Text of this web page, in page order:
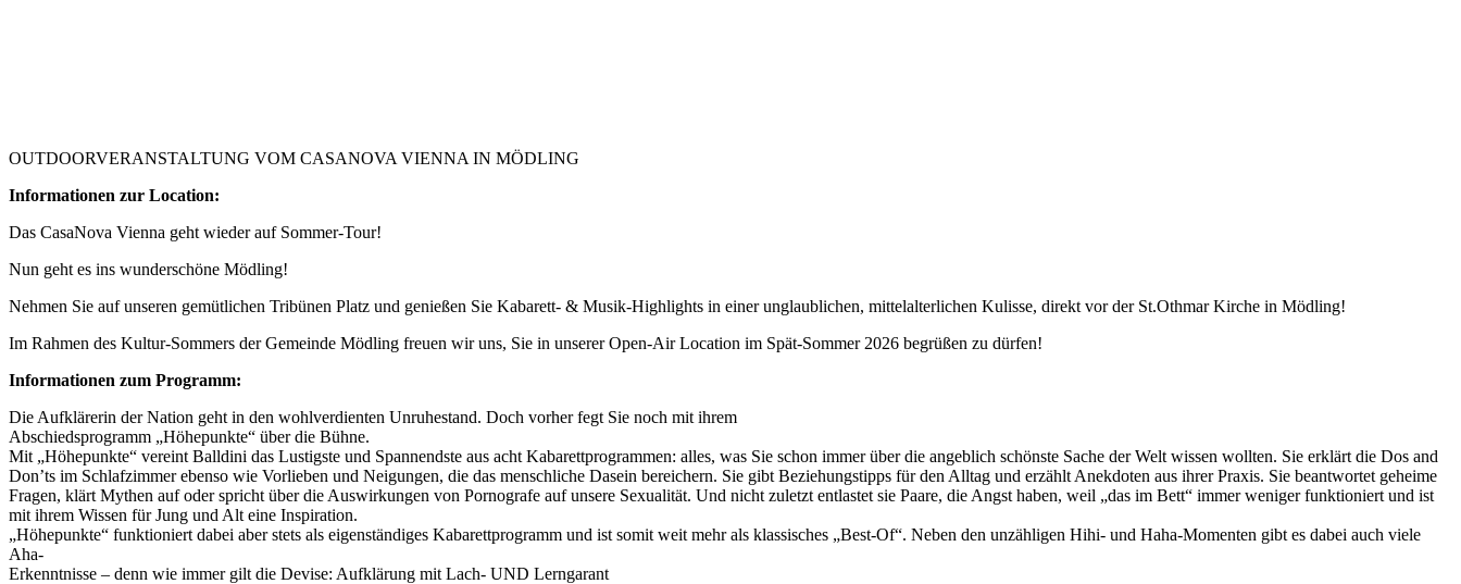
OUTDOORVERANSTALTUNG VOM CASANOVA VIENNA IN MÖDLING
Informationen zur Location:
Das CasaNova Vienna geht wieder auf Sommer-Tour!
Nun geht es ins wunderschöne Mödling!
Nehmen Sie auf unseren gemütlichen Tribünen Platz und genießen Sie Kabarett- & Musik-Highlights in einer unglaublichen, mittelalterlichen Kulisse, direkt vor der St.Othmar Kirche in Mödling!
Im Rahmen des Kultur-Sommers der Gemeinde Mödling freuen wir uns, Sie in unserer Open-Air Location im Spät-Sommer 2026 begrüßen zu dürfen!
Informationen zum Programm:
Die Aufklärerin der Nation geht in den wohlverdienten Unruhestand. Doch vorher fegt Sie noch mit ihrem
Abschiedsprogramm „Höhepunkte“ über die Bühne.
Mit „Höhepunkte“ vereint Balldini das Lustigste und Spannendste aus acht Kabarettprogrammen: alles, was Sie schon immer über die angeblich schönste Sache der Welt wissen wollten. Sie erklärt die Dos and
Don’ts im Schlafzimmer ebenso wie Vorlieben und Neigungen, die das menschliche Dasein bereichern. Sie gibt Beziehungstipps für den Alltag und erzählt Anekdoten aus ihrer Praxis. Sie beantwortet geheime
Fragen, klärt Mythen auf oder spricht über die Auswirkungen von Pornografe auf unsere Sexualität. Und nicht zuletzt entlastet sie Paare, die Angst haben, weil „das im Bett“ immer weniger funktioniert und ist
mit ihrem Wissen für Jung und Alt eine Inspiration.
„Höhepunkte“ funktioniert dabei aber stets als eigenständiges Kabarettprogramm und ist somit weit mehr als klassisches „Best-Of“. Neben den unzähligen Hihi- und Haha-Momenten gibt es dabei auch viele
Aha-
Erkenntnisse – denn wie immer gilt die Devise: Aufklärung mit Lach- UND Lerngarant